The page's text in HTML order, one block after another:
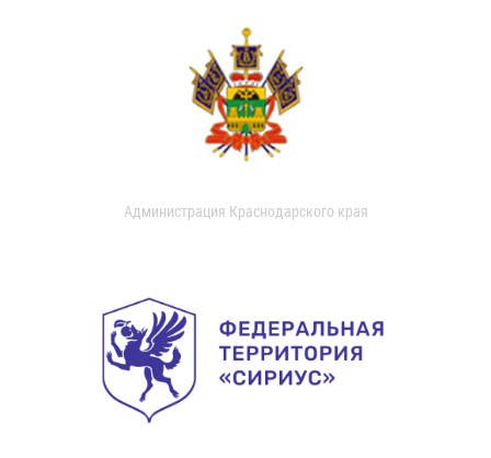
Администрация Краснодарского края